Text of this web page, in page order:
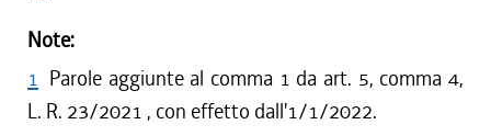
Note:
1 Parole aggiunte al comma 1 da art. 5, comma 4,
L. R. 23/2021 , con effetto dall'1/1/2022.